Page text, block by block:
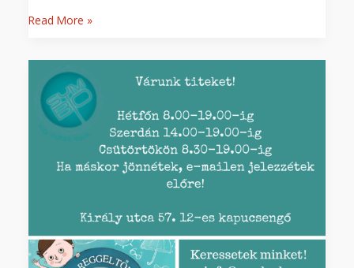
Read More »
átvételi
lehetőség